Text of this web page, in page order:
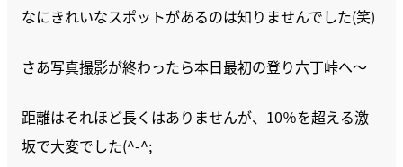
なにきれいなスポットがあるのは知りませんでした(笑)
さあ写真撮影が終わったら本日最初の登り六丁峠へ～
距離はそれほど長くはありませんが、10％を超える激
坂で大変でした(^-^;